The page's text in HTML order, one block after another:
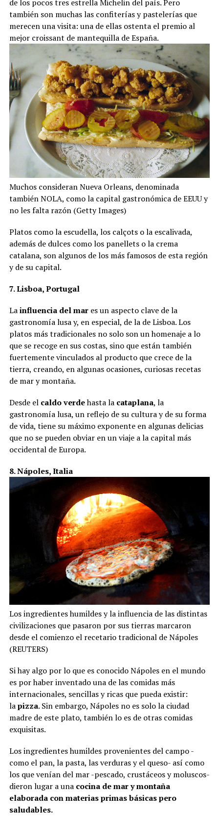
de los pocos tres estrella Michelin del país. Pero
también son muchas las confiterías y pastelerías que
merecen una visita: una de ellas ostenta el premio al
mejor croissant de mantequilla de España.
Muchos consideran Nueva Orleans, denominada
también NOLA, como la capital gastronómica de EEUU y
no les falta razón (Getty Images)
Platos como la escudella, los calçots o la escalivada,
además de dulces como los panellets o la crema
catalana, son algunos de los más famosos de esta región
y de su capital.
7. Lisboa, Portugal
Lainfluencia del mar es un aspecto clave de la
gastronomía lusa y, en especial, de la de Lisboa. Los
platos más tradicionales no solo son un homenaje a lo
que se recoge en sus costas, sino que están también
fuertemente vinculados al producto que crece de la
tierra, creando, en algunas ocasiones, curiosas recetas
de mar y montaña.
Desde elcaldo verdehasta la cataplana, la
gastronomía lusa, un reflejo de su cultura y de su forma
de vida, tiene su máximo exponente en algunas delicias
que no se pueden obviar en un viaje a la capital más
occidental de Europa.
8. Nápoles, Italia
Los ingredientes humildes y la influencia de las distintas
civilizaciones que pasaron por sus tierras marcaron
desde el comienzo el recetario tradicional de Nápoles
(REUTERS)
Si hay algo por lo que es conocido Nápoles en el mundo
es por haber inventado una de las comidas más
internacionales, sencillas y ricas que pueda existir:
lapizza. Sin embargo, Nápoles no es solo la ciudad
madre de este plato, también lo es de otras comidas
exquisitas.
Los ingredientes humildes provenientes del campo -
como el pan, la pasta, las verduras y el queso- así como
los que venían del mar -pescado, crustáceos y moluscos-
dieron lugar a unacocina de mar y montaña
elaborada con materias primas básicas pero
saludables.